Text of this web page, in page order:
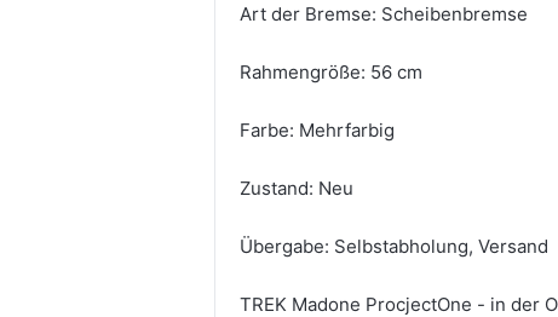
Art der Bremse: Scheibenbremse
Rahmengröße: 56 cm
Farbe: Mehrfarbig
Zustand: Neu
Übergabe: Selbstabholung, Versand
TREK Madone ProcjectOne - in der